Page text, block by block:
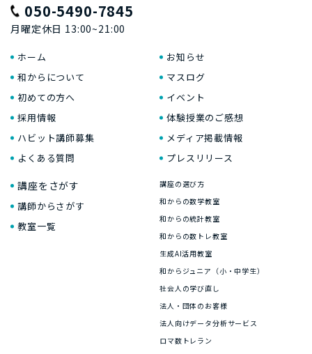
050-5490-7845
月曜定休日 13:00~21:00
ホーム
和からについて
初めての方へ
採用情報
ハビット講師募集
よくある質問
お知らせ
マスログ
イベント
体験授業のご感想
メディア掲載情報
プレスリリース
講座をさがす
講師からさがす
教室一覧
講座の選び方
和からの数学教室
和からの統計教室
和からの数トレ教室
生成AI活用教室
和からジュニア（小・中学生）
社会人の学び直し
法人・団体のお客様
法人向けデータ分析サービス
ロマ数トレラン